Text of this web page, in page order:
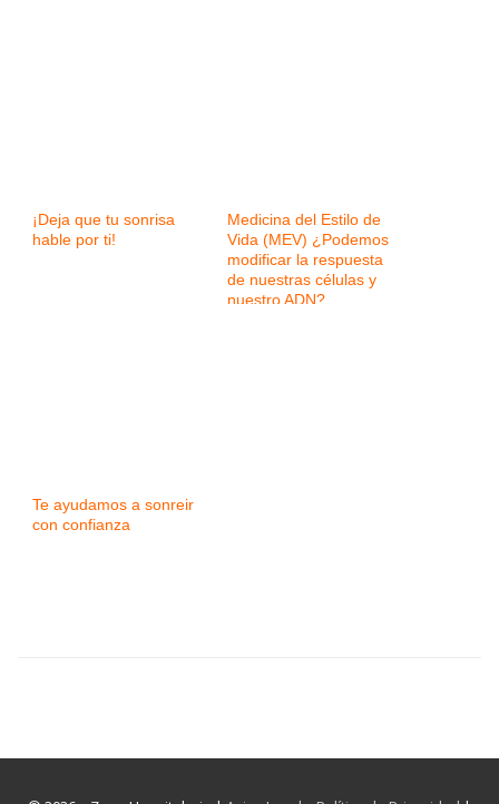
¡Deja que tu sonrisa
hable por ti!
Medicina del Estilo de
Vida (MEV) ¿Podemos
modificar la respuesta
de nuestras células y
nuestro ADN?
Te ayudamos a sonreir
con confianza